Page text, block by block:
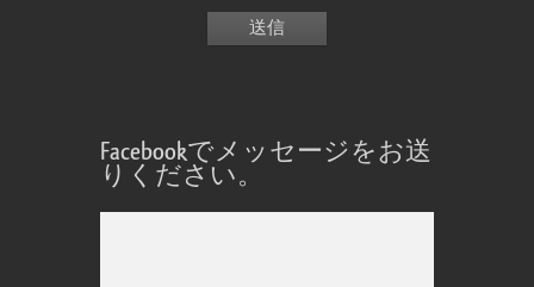
Facebookでメッセージをお送
りください。